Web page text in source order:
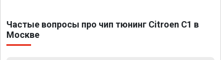
Частые вопросы про чип тюнинг Citroen C1 в
Москве